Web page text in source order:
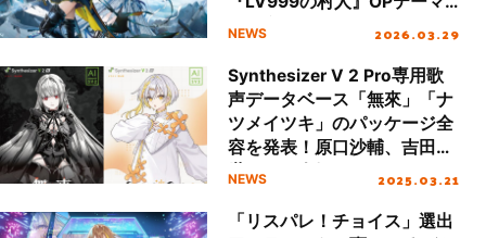
に決定！
NEWS 2026.03.29
Synthesizer V 2 Pro専用歌
声データベース「無來」「ナ
ツメイツキ」のパッケージ全
容を発表！原口沙輔、吉田夜
世などの人気クリエイターに
NEWS 2025.03.21
「リスパレ！チョイス」選出